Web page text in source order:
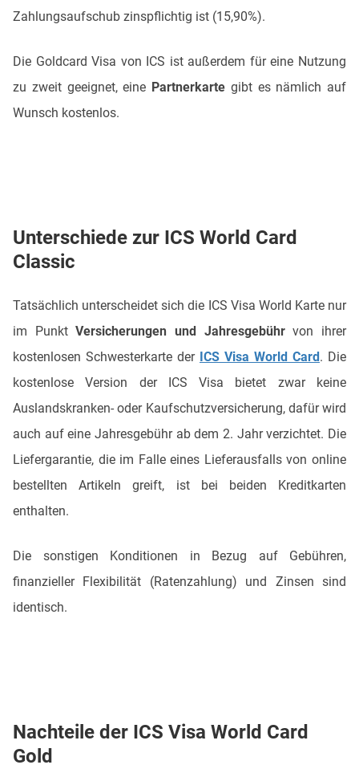
Zahlungsaufschub zinspflichtig ist (15,90%).
Die Goldcard Visa von ICS ist außerdem für eine Nutzung
zu zweit geeignet, eine Partnerkarte gibt es nämlich auf
Wunsch kostenlos.
Unterschiede zur ICS World Card
Classic
Tatsächlich unterscheidet sich die ICS Visa World Karte nur
im PunktVersicherungen und Jahresgebührvon ihrer
kostenlosen Schwesterkarte der ICS Visa World Card . Die
kostenlose Version der ICS Visa bietet zwar keine
Auslandskranken- oder Kaufschutzversicherung, dafür wird
auch auf eine Jahresgebühr ab dem 2. Jahr verzichtet. Die
Liefergarantie, die im Falle eines Lieferausfalls von online
bestellten Artikeln greift, ist bei beiden Kreditkarten
enthalten.
Die sonstigen Konditionen in Bezug auf Gebühren,
finanzieller Flexibilität (Ratenzahlung) und Zinsen sind
identisch.
Nachteile der ICS Visa World Card
Gold